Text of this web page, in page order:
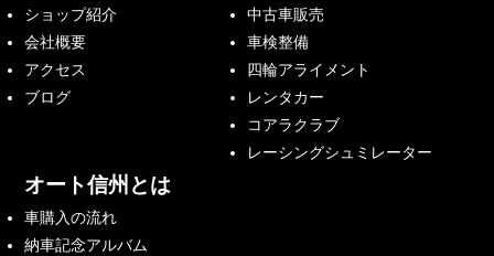
ショップ紹介
会社概要
アクセス
ブログ
中古車販売
車検整備
四輪アライメント
レンタカー
コアラクラブ
レーシングシュミレーター
オート信州とは
車購入の流れ
納車記念アルバム